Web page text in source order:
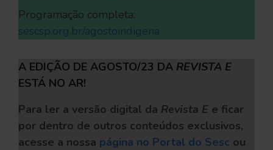
Programação completa:
sescsp.org.br/agostoindigena
A EDIÇÃO DE AGOSTO/23 DA REVISTA E
ESTÁ NO AR!
Para ler a versão digital da Revista E e ficar
por dentro de outros conteúdos exclusivos,
acesse a nossa página no Portal do Sesc ou